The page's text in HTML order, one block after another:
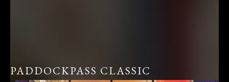
PADDOCKPASS CLASSIC